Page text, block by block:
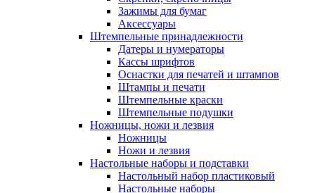
Зажимы для бумаг
Аксессуары
Штемпельные принадлежности
Датеры и нумераторы
Кассы шрифтов
Оснастки для печатей и штампов
Штампы и печати
Штемпельные краски
Штемпельные подушки
Ножницы, ножи и лезвия
Ножницы
Ножи и лезвия
Настольные наборы и подставки
Настольный набор пластиковый
Настольные наборы